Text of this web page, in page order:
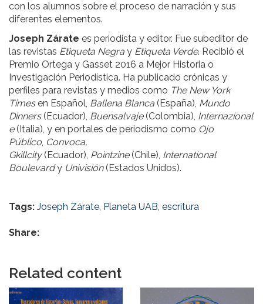
con los alumnos sobre el proceso de narración y sus
diferentes elementos.
Joseph Zárate es periodista y editor. Fue subeditor de
las revistas Etiqueta Negra y Etiqueta Verde. Recibió el
Premio Ortega y Gasset 2016 a Mejor Historia o
Investigación Periodística. Ha publicado crónicas y
perfiles para revistas y medios como The New York
Timesen Español, Ballena Blanca (España), Mundo
Dinners(Ecuador), Buensalvaje(Colombia), Internazional
e(Italia), y en portales de periodismo como Ojo
Público, Convoca,
Gkillcity(Ecuador), Pointzine(Chile), International
Boulevardy Univisión(Estados Unidos).
Tags: Joseph Zárate, Planeta UAB, escritura
Share:
Related content